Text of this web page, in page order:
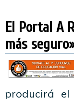
El Portal A
más
producirá